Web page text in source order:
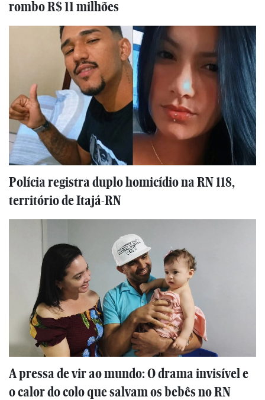
rombo R$ 11 milhões
Polícia registra duplo homicídio na RN 118,
território de Itajá-RN
A pressa de vir ao mundo: O drama invisível e
o calor do colo que salvam os bebês no RN